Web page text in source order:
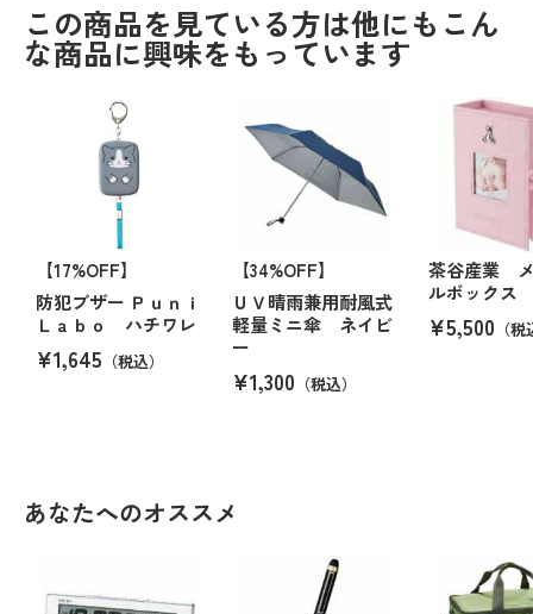
この商品を見ている方は他にもこん
な商品に興味をもっています
【17%OFF】
防犯ブザー Ｐｕｎｉ
Ｌａｂｏ ハチワレ
¥1,645 （税込）
【34%OFF】
ＵＶ晴雨兼用耐風式
軽量ミニ傘 ネイビ
ー
¥1,300 （税込）
茶谷産業
ルボックス
¥5,500 （
あなたへのオススメ